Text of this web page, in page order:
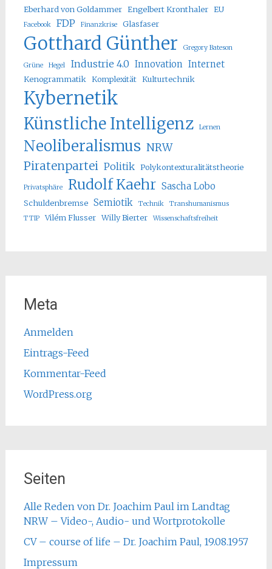
Eberhard von Goldammer Engelbert Kronthaler EU
Facebook FDP Finanzkrise Glasfaser
Gotthard Günther Gregory Bateson
Grüne Hegel Industrie 4.0 Innovation Internet
Kenogrammatik Komplexität Kulturtechnik
Kybernetik
Künstliche Intelligenz Lernen
Neoliberalismus NRW
Piratenpartei Politik Polykontexturalitätstheorie
Privatsphäre Rudolf Kaehr Sascha Lobo
Schuldenbremse Semiotik Technik
Transhumanismus
TTIP
Vilém Flusser Willy Bierter Wissenschaftsfreiheit
Meta
Anmelden
Eintrags-Feed
Kommentar-Feed
WordPress.org
Seiten
Alle Reden von Dr. Joachim Paul im Landtag
NRW – Video-, Audio- und Wortprotokolle
CV – course of life – Dr. Joachim Paul, 19.08.1957
Impressum